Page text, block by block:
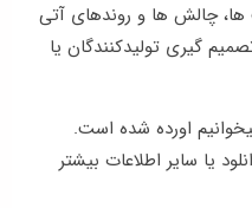
چالش ها و روندهای آتی
گیری تولیدکنندگان یا
اورده شده است.
یا سایر اطلاعات بیشتر